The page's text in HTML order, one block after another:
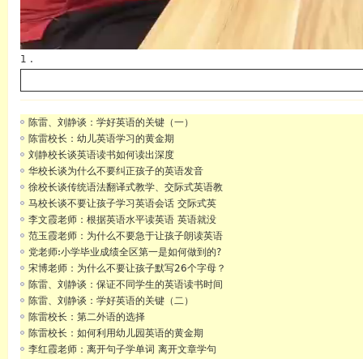
1 .
陈雷、刘静谈：学好英语的关键（一）
陈雷校长：幼儿英语学习的黄金期
刘静校长谈英语读书如何读出深度
华校长谈为什么不要纠正孩子的英语发音
徐校长谈传统语法翻译式教学、交际式英语教
马校长谈不要让孩子学习英语会话 交际式英
李文霞老师：根据英语水平读英语 英语就没
范玉霞老师：为什么不要急于让孩子朗读英语
党老师:小学毕业成绩全区第一是如何做到的?
宋博老师：为什么不要让孩子默写26个字母？
陈雷、刘静谈：保证不同学生的英语读书时间
陈雷、刘静谈：学好英语的关键（二）
陈雷校长：第二外语的选择
陈雷校长：如何利用幼儿园英语的黄金期
李红霞老师：离开句子学单词 离开文章学句